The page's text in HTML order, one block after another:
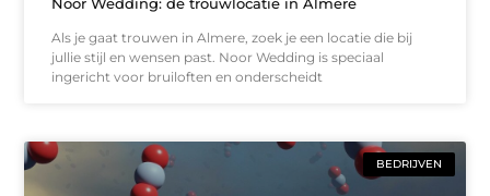
Als je gaat trouwen in Almere, zoek je een locatie die bij
jullie stijl en wensen past. Noor Wedding is speciaal
ingericht voor bruiloften en onderscheidt
BEDRIJVEN